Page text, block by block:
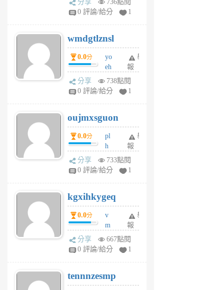
Jc
R
P
m
v
A
V
個
月
前
分享
736點閱
0 評論/給分
1
wmdgtlznsl
0.0分
yo
eh
ld
gy
個
月
前
舉
報
分享
738點閱
0 評論/給分
1
oujmxsguon
0.0分
pl
h
wi
w
6
個
月
前
舉
報
分享
733點閱
0 評論/給分
1
kgxihkygeq
0.0分
v
m
sg
sr
6
個
舉
報
分享
667點閱
0 評論/給分
1
tennnzesmp